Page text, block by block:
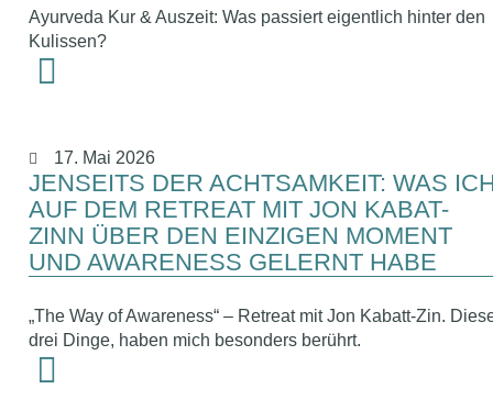
Ayurveda Kur & Auszeit: Was passiert eigentlich hinter den
Kulissen?
17. Mai 2026
JENSEITS DER ACHTSAMKEIT: WAS
AUF DEM RETREAT MIT JON KABAT-
ZINN ÜBER DEN EINZIGEN MOMENT
UND AWARENESS GELERNT HABE
„The Way of Awareness“ – Retreat mit Jon Kabatt-Zin.
drei Dinge, haben mich besonders berührt.